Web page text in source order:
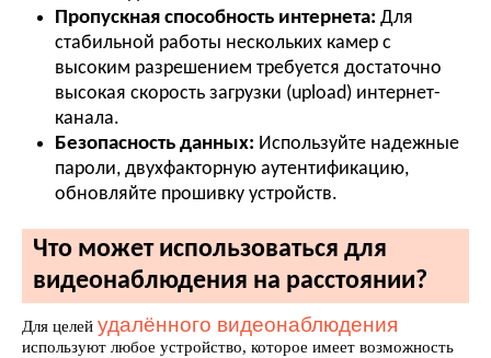
Пропускная способность интернета: Для
стабильной работы нескольких камер с
высоким разрешением требуется достаточно
высокая скорость загрузки (upload) интернет-
канала.
Безопасность данных: Используйте надежные
пароли, двухфакторную аутентификацию,
обновляйте прошивку устройств.
Что может использоваться для
видеонаблюдения на расстоянии?
Для целей удалённого видеонаблюдения
используют любое устройство, которое имеет возможность